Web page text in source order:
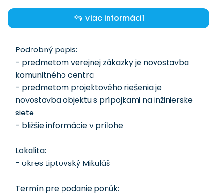
Viac informácií
Podrobný popis:
- predmetom verejnej zákazky je novostavba
komunitného centra
- predmetom projektového riešenia je
novostavba objektu s prípojkami na inžinierske
siete
- bližšie informácie v prílohe
Lokalita:
- okres Liptovský Mikuláš
Termín pre podanie ponúk: